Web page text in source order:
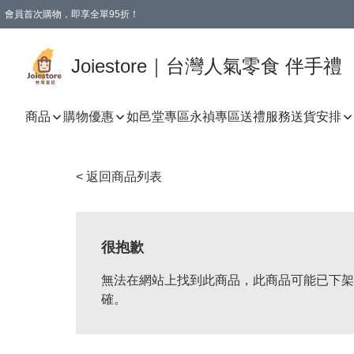
會員首次購物，即享全單95折！
Joiestore｜台灣人氣零食 伴手禮
商品 購物優惠 如邑堂專區永禎專區送禮服務送貨安排
< 返回商品列表
很抱歉
無法在網站上找到此商品，此商品可能已下
確。